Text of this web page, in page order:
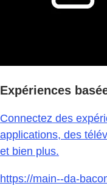
Expériences
Connectez des
applications, des
et bien plus.
https://main--da-